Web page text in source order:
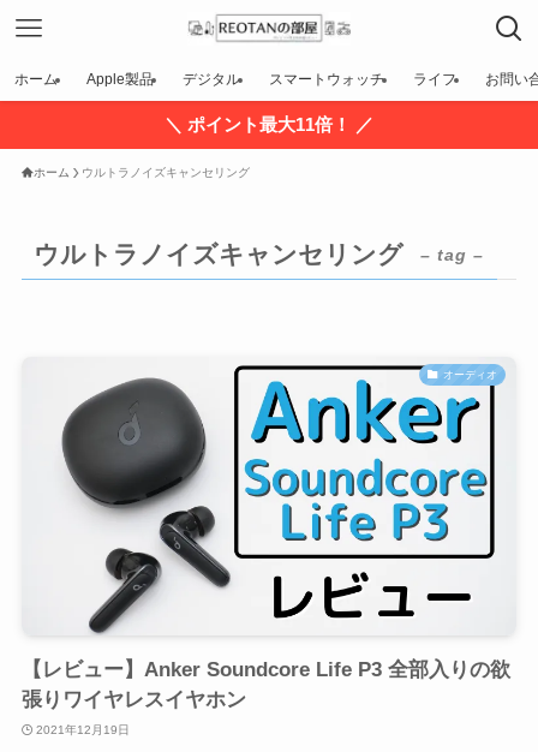
ホーム Apple製品 デジタル スマートウォッチ ライフ お問い
＼ ポイント最大11倍！ ／
ホーム ウルトラノイズキャンセリング
ウルトラノイズキャンセリング – tag –
オーディオ
【レビュー】Anker Soundcore Life P3 全部入りの欲
張りワイヤレスイヤホン
2021年12月19日